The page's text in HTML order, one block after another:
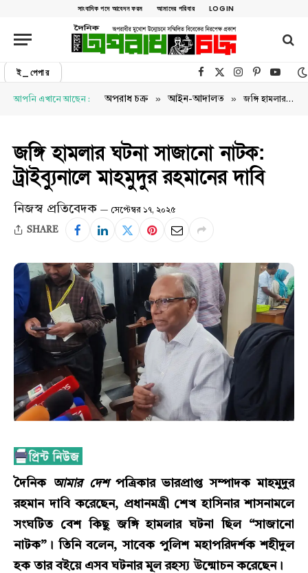
সাংবাদিক পদে আবেদন ফরম আমাদের পরিবার LOGIN
ই_পেপার Facebook
X (Twitter)Instagram
Pinterest
আপনি এখানে আছেন : অপরাধ চক্র » আইন-আদালত » জঙ্গি হামলার ঘটনা সাজানো নাটক: ট্রাইব্যুনালে মাহমুদুর রহমানের দাবি
জঙ্গি হামলার ঘটনা সাজানো নাটক:
ট্রাইব্যুনালে মাহমুদুর রহমানের দাবি
নিজস্ব প্রতিবেদক সেপ্টেম্বর ১৭, ২০২৫
SHARE
দৈনিক আমার দেশপত্রিকার ভারপ্রাপ্ত সম্পাদক মাহমুদুর
রহমান দাবি করেছেন, প্রধানমন্ত্রী শেখ হাসিনার শাসনামলে
সংঘটিত বেশ কিছু জঙ্গি হামলার ঘটনা ছিল “সাজানো
নাটক”। তিনি বলেন, সাবেক পুলিশ মহাপরিদর্শক শহীদুল
হক তার বইয়ে এসব ঘটনার মূল রহস্য উন্মোচন করেছেন।